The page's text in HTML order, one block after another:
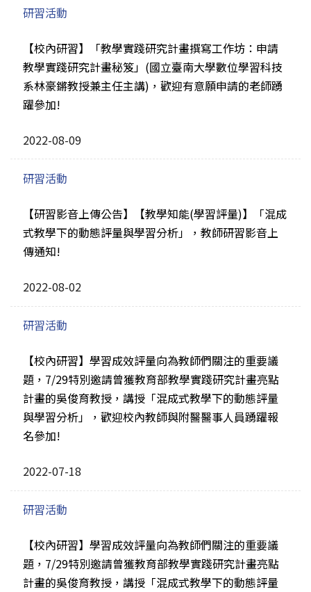
研習活動
【校內研習】「教學實踐研究計畫撰寫工作坊：申請
教學實踐研究計畫秘笈」(國立臺南大學數位學習科技
系林豪鏘教授兼主任主講)，歡迎有意願申請的老師踴
躍參加!
2022-08-09
研習活動
【研習影音上傳公告】【教學知能(學習評量)】「混成
式教學下的動態評量與學習分析」，教師研習影音上
傳通知!
2022-08-02
研習活動
【校內研習】學習成效評量向為教師們關注的重要議
題，7/29特別邀請曾獲教育部教學實踐研究計畫亮點
計畫的吳俊育教授，講授「混成式教學下的動態評量
與學習分析」，歡迎校內教師與附醫醫事人員踴躍報
名參加!
2022-07-18
研習活動
【校內研習】學習成效評量向為教師們關注的重要議
題，7/29特別邀請曾獲教育部教學實踐研究計畫亮點
計畫的吳俊育教授，講授「混成式教學下的動態評量